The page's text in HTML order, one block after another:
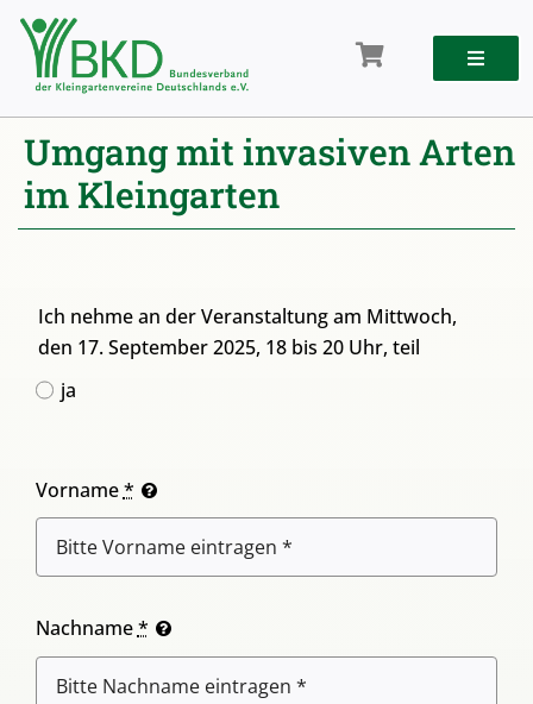
Zum
Inhalt
springen
Umgang mit invasiven Arten
im Kleingarten
Ich nehme an der Veranstaltung am Mittwoch,
den 17. September 2025, 18 bis 20 Uhr, teil
ja
Vorname*
Nachname*